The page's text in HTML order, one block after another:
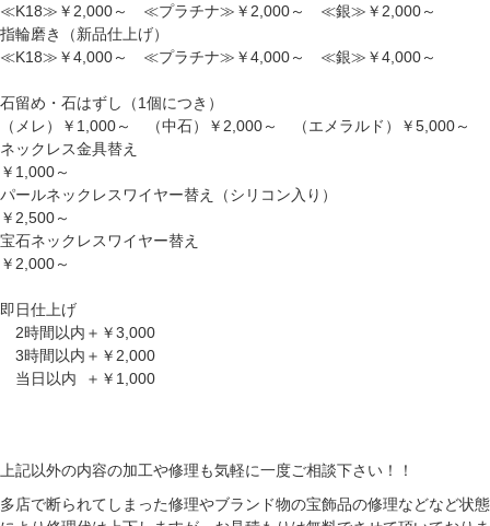
≪K18≫￥2,000～ ≪プラチナ≫￥2,000～ ≪銀≫￥2,000～
指輪磨き（新品仕上げ）
≪K18≫￥4,000～ ≪プラチナ≫￥4,000～ ≪銀≫￥4,000～
石留め・石はずし（1個につき）
（メレ）￥1,000～ （中石）￥2,000～ （エメラルド）￥5,000～
ネックレス金具替え
￥1,000～
パールネックレスワイヤー替え（シリコン入り）
￥2,500～
宝石ネックレスワイヤー替え
￥2,000～
即日仕上げ
2時間以内＋￥3,000
3時間以内＋￥2,000
当日以内 ＋￥1,000
上記以外の内容の加工や修理も気軽に一度ご相談下さい！！
多店で断られてしまった修理やブランド物の宝飾品の修理などなど状態